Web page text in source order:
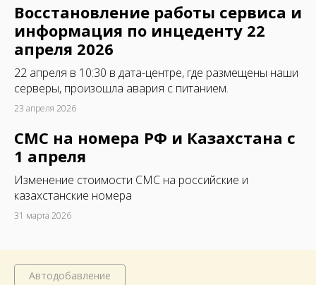
Восстановление работы сервиса и
информация по инцеденту 22
апреля 2026
22 апреля в 10:30 в дата-центре, где размещены наши
серверы, произошла авария с питанием.
23 апреля 2026
СМС на номера РФ и Казахстана с
1 апреля
Изменение стоимости СМС на российские и
казахстанские номера
31 марта 2026
Автодобавление